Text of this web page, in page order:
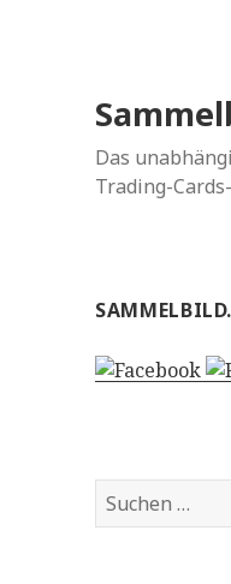
Das
Trading-
Suchen
nach: